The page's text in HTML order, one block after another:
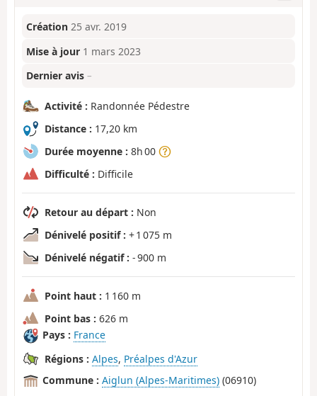
Création 25 avr. 2019
Mise à jour 1 mars 2023
Dernier avis –
Activité : Randonnée Pédestre
Distance : 17,20 km
Durée moyenne : 8h 00
Difficulté : Difficile
Retour au départ : Non
Dénivelé positif : + 1 075 m
Dénivelé négatif : - 900 m
Point haut : 1 160 m
Point bas : 626 m
Pays : France
Régions : Alpes, Préalpes d'Azur
Commune : Aiglun (Alpes-Maritimes) (06910)